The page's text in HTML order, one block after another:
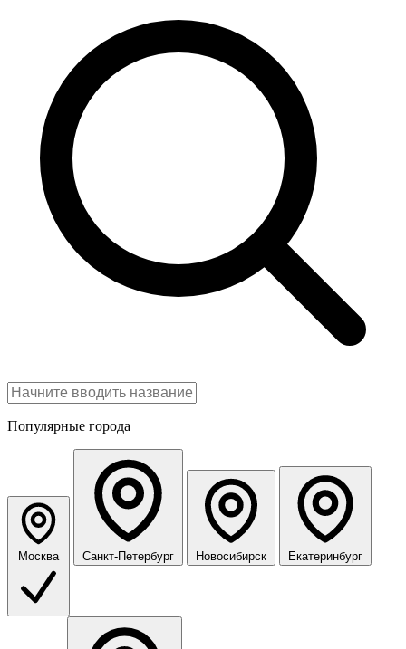
Популярные города
Москва Санкт-Петербург Новосибирск Екатеринбург